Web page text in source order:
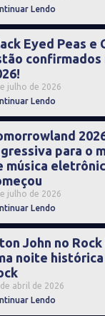
Lendo
Eyed Peas e
confirmados
julho de 2026
Lendo
para o
música
julho de 2026
Lendo
John no Rock
noite
abril de 2026
Lendo